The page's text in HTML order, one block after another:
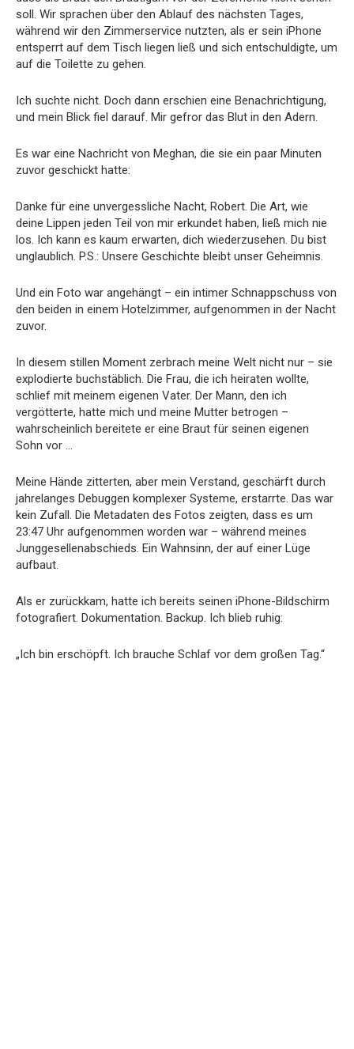
soll. Wir sprachen über den Ablauf des nächsten Tages,
während wir den Zimmerservice nutzten, als er sein iPhone
entsperrt auf dem Tisch liegen ließ und sich entschuldigte, um
auf die Toilette zu gehen.
Ich suchte nicht. Doch dann erschien eine Benachrichtigung,
und mein Blick fiel darauf. Mir gefror das Blut in den Adern.
Es war eine Nachricht von Meghan, die sie ein paar Minuten
zuvor geschickt hatte:
Danke für eine unvergessliche Nacht, Robert. Die Art, wie
deine Lippen jeden Teil von mir erkundet haben, ließ mich nie
los. Ich kann es kaum erwarten, dich wiederzusehen. Du bist
unglaublich. P.S.: Unsere Geschichte bleibt unser Geheimnis.
Und ein Foto war angehängt – ein intimer Schnappschuss von
den beiden in einem Hotelzimmer, aufgenommen in der Nacht
zuvor.
In diesem stillen Moment zerbrach meine Welt nicht nur – sie
explodierte buchstäblich. Die Frau, die ich heiraten wollte,
schlief mit meinem eigenen Vater. Der Mann, den ich
vergötterte, hatte mich und meine Mutter betrogen –
wahrscheinlich bereitete er eine Braut für seinen eigenen
Sohn vor …
Meine Hände zitterten, aber mein Verstand, geschärft durch
jahrelanges Debuggen komplexer Systeme, erstarrte. Das war
kein Zufall. Die Metadaten des Fotos zeigten, dass es um
23:47 Uhr aufgenommen worden war – während meines
Junggesellenabschieds. Ein Wahnsinn, der auf einer Lüge
aufbaut.
Als er zurückkam, hatte ich bereits seinen iPhone-Bildschirm
fotografiert. Dokumentation. Backup. Ich blieb ruhig:
„Ich bin erschöpft. Ich brauche Schlaf vor dem großen Tag.“